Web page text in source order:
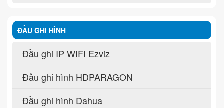
ĐẦU GHI HÌNH
Đầu ghi IP WIFI Ezviz
Đầu ghi hình HDPARAGON
Đầu ghi hình Dahua